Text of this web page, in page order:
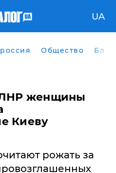
UA
россия Общество
женщины
Киеву
рожать за